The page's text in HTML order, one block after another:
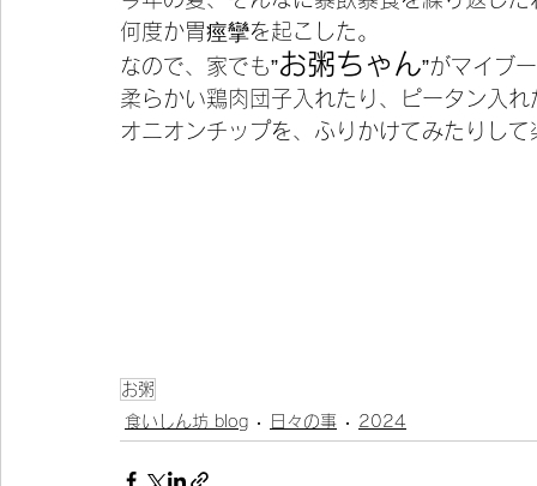
何度か胃痙攣を起こした。
なので、家でも”お粥ちゃん”がマイブ
柔らかい鶏肉団子入れたり、ピータン入れ
オニオンチップを、ふりかけてみたりして
お粥
食いしん坊 blog
日々の事 2024